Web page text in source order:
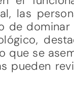
las
de
se
pueden